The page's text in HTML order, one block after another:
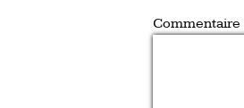
Commentaire